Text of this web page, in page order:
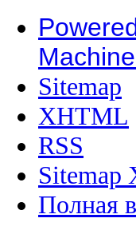
Sitemap
XHTML
RSS
Sitemap
Полная